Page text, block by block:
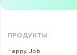
ПРОДУКТЫ
Happy Job